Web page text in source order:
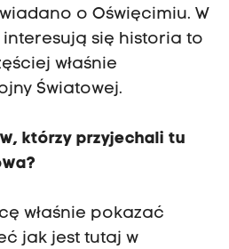
o Oświęcimiu. W
się historia to
właśnie
Światowej.
którzy przyjechali tu
właśnie pokazać
jak jest tutaj w